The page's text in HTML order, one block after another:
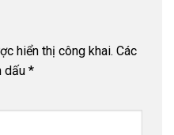
hiển thị công khai. Các
dấu *